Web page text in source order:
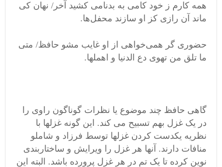
همه کارم ز خود کامی به بدنامی کشید آخر/ نهان کی
ماند آن رازی کز او سازند محفل‌ها.
حضوری گر همی‌خواهی از او غایب مشو حافظ/ متی
ما تلق من تهوی دع الدنیا و اهملها.
گاهی حافظ چند موضوع یا نظرات گوناگون راوی را
در یک غزل بهم تسبیح می کند. این گونه غزلها با
نظریه یکدست کردن غزلها توسط فرزاد و شاملو
منافات دارند. آنها هر غزل را ویرایش و ساختاربندی
نوین کرده تا یک تم در هر غزل پرورده باشد. البته این